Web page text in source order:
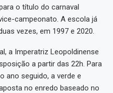
o título do carnaval
campeonato. A escola já
vezes, em 1997 e 2020.
a Imperatriz Leopoldinense
a partir das 22h. Para
ano seguido, a verde e
no enredo baseado no